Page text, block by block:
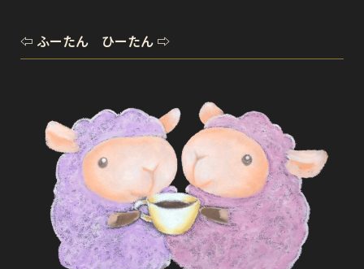
⇦ ふーたん ひーたん ⇨